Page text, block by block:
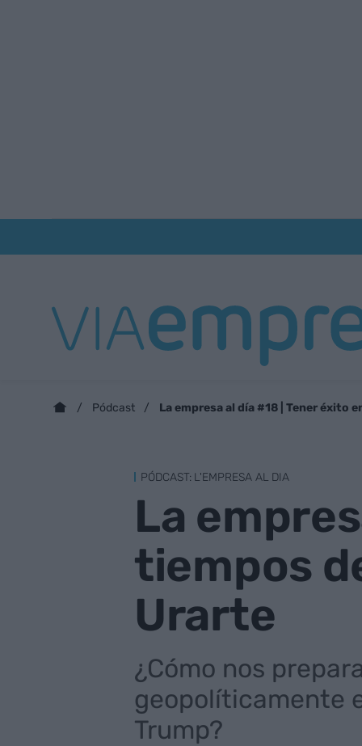
Pódcast La empresa al día #18 | Tener éxito
PÓDCAST: L'EMPRESA AL DIA
La
tiempos
Urarte
¿Cómo nos
geopolíticamente
Trump?